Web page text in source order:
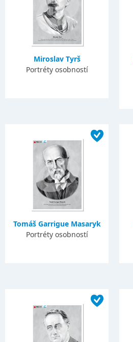
Miroslav Tyrš
Portréty osobností
Tomáš Garrigue Masaryk
Portréty osobností